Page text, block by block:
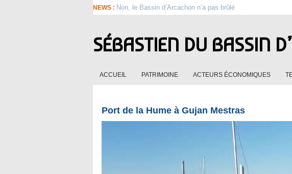
NEWS : Non, le Bassin d’Arcachon n’a pas brûlé
SÉBASTIEN DU BASSIN
ACCUEIL PATRIMOINE ACTEURS ÉCONOMIQUES
Port de la Hume à Gujan Mestras